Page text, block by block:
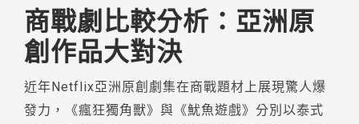
商戰劇比較分析：亞洲原
創作品大對決
近年Netflix亞洲原創劇集在商戰題材上展現驚人爆
發力，《瘋狂獨角獸》與《魷魚遊戲》分別以泰式